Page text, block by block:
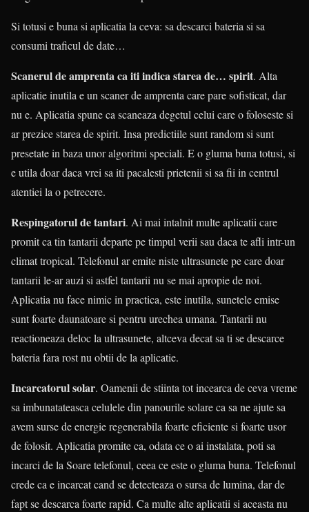
Si totusi e buna si aplicatia la ceva: sa descarci bateria si sa
consumi traficul de date…
Scanerul de amprenta ca iti indica starea de… spirit. Alta
aplicatie inutila e un scaner de amprenta care pare sofisticat, dar
nu e. Aplicatia spune ca scaneaza degetul celui care o foloseste si
ar prezice starea de spirit. Insa predictiile sunt random si sunt
presetate in baza unor algoritmi speciali. E o gluma buna totusi, si
e utila doar daca vrei sa iti pacalesti prietenii si sa fii in centrul
atentiei la o petrecere.
Respingatorul de tantari. Ai mai intalnit multe aplicatii care
promit ca tin tantarii departe pe timpul verii sau daca te afli intr-un
climat tropical. Telefonul ar emite niste ultrasunete pe care doar
tantarii le-ar auzi si astfel tantarii nu se mai apropie de noi.
Aplicatia nu face nimic in practica, este inutila, sunetele emise
sunt foarte daunatoare si pentru urechea umana. Tantarii nu
reactioneaza deloc la ultrasunete, altceva decat sa ti se descarce
bateria fara rost nu obtii de la aplicatie.
Incarcatorul solar. Oamenii de stiinta tot incearca de ceva vreme
sa imbunatateasca celulele din panourile solare ca sa ne ajute sa
avem surse de energie regenerabila foarte eficiente si foarte usor
de folosit. Aplicatia promite ca, odata ce o ai instalata, poti sa
incarci de la Soare telefonul, ceea ce este o gluma buna. Telefonul
crede ca e incarcat cand se detecteaza o sursa de lumina, dar de
fapt se descarca foarte rapid. Ca multe alte aplicatii si aceasta nu